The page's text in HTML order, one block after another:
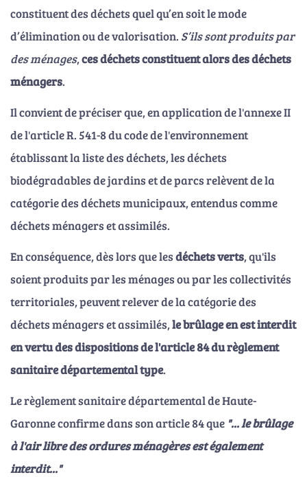
constituent des déchets quel qu’en soit le mode
d’élimination ou de valorisation. S’ils sont produits par
des ménages,ces déchets constituent alors des déchets
ménagers.
Il convient de préciser que, en application de l'annexe II
de l'article R. 541-8 du code de l'environnement
établissant la liste des déchets, les déchets
biodégradables de jardins et de parcs relèvent de la
catégorie des déchets municipaux, entendus comme
déchets ménagers et assimilés.
En conséquence, dès lors que lesdéchets verts, qu'ils
soient produits par les ménages ou par les collectivités
territoriales, peuvent relever de la catégorie des
déchets ménagers et assimilés,le brûlage en est interdit
en vertu des dispositions de l'article 84 du règlement
sanitaire départemental type.
Le règlement sanitaire départemental de Haute-
Garonne confirme dans son article 84 que "... le brûlage
à l'air libre des ordures ménagères est également
interdit..."